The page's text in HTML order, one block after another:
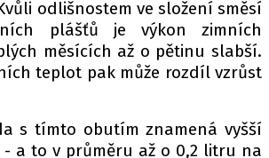
odlišnostem ve složení směsí
plášťů je výkon zimních
měsících až o pětinu slabší.
teplot pak může rozdíl vzrůst
s tímto obutím znamená vyšší
a to v průměru až o 0,2 litru na